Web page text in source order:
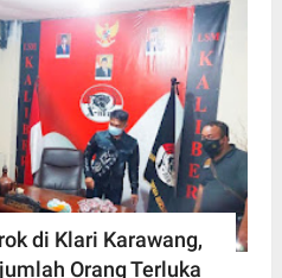
di Klari Karawang,
Orang Terluka